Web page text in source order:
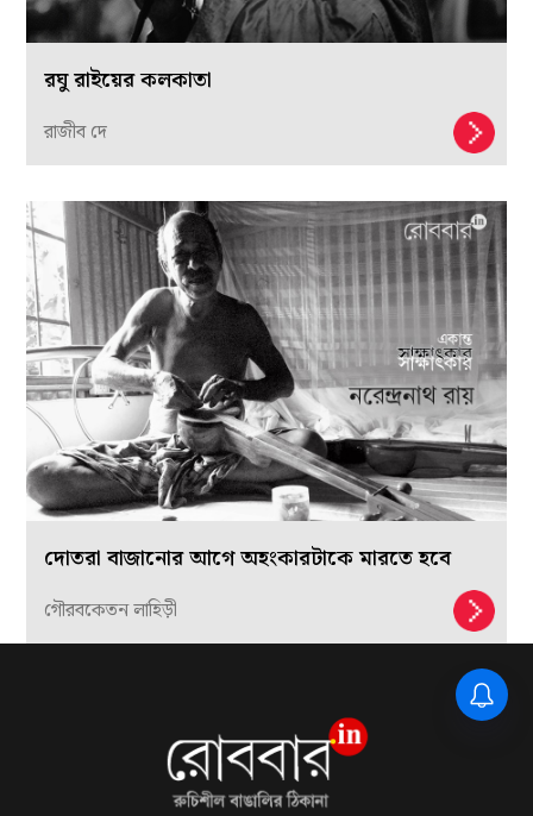
রঘু রাইয়ের কলকাতা
রাজীব দে
দোতরা বাজানোর আগে অহংকারটাকে মারতে হবে
গৌরবকেতন লাহিড়ী